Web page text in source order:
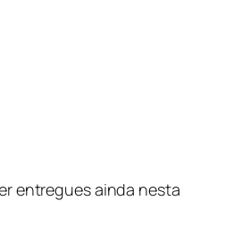
entregues ainda nesta